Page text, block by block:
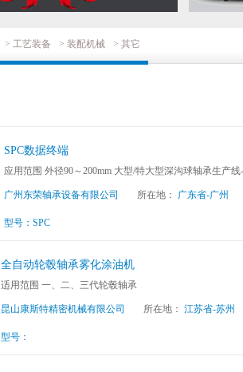
> 其它
> 装配机械
> 工艺装备
SPC数据终端
应用范围 外径90～200mm 大型/特大型深沟球轴承生产
广州东荣轴承设备有限公司 所在地： 广东省-广州
型号：SPC
全自动轮毂轴承雾化涂油机
适用范围 一、二、三代轮毂轴承
昆山康斯特精密机械有限公司 所在地： 江苏省-苏州
型号：